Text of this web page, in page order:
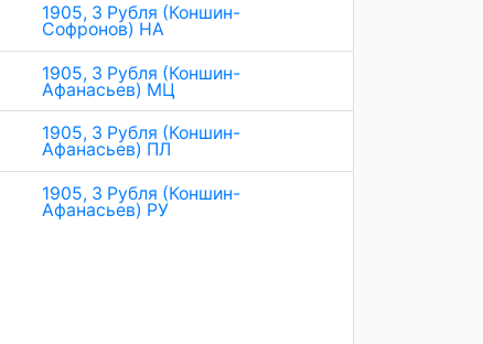
1905, 3 Рубля (Коншин-
Софронов) НА
1905, 3 Рубля (Коншин-
Афанасьев) МЦ
1905, 3 Рубля (Коншин-
Афанасьев) ПЛ
1905, 3 Рубля (Коншин-
Афанасьев) РУ